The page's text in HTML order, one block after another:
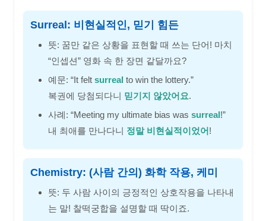
Surreal: 비현실적인, 믿기 힘든
뜻: 꿈만 같은 상황을 표현할 때 쓰는 단어! 마치
“인셉션” 영화 속 한 장면 같달까요?
예문: “It felt surreal to win the lottery.”
복권에 당첨되다니 믿기지 않았어요.
사례: “Meeting my ultimate bias was surreal!”
내 최애를 만나다니 정말 비현실적이었어!
Chemistry: (사람 간의) 화학 작용, 케미
뜻: 두 사람 사이의 긍정적인 상호작용을 나타내
는 말! 찰떡궁합을 설명할 때 딱이죠.